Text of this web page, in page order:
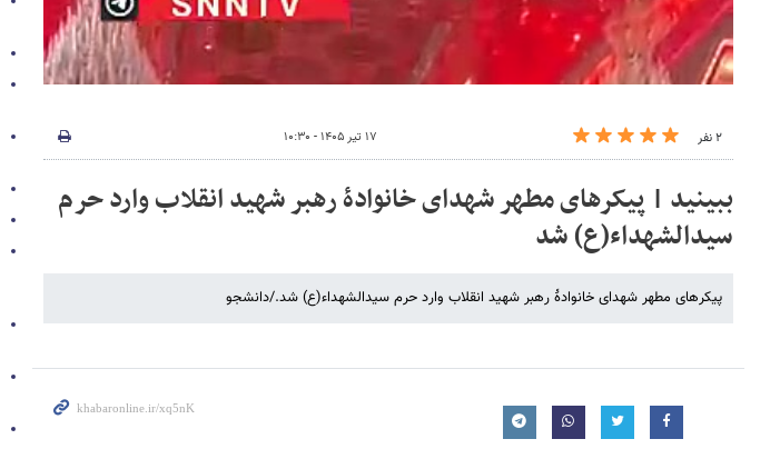
۲ نفر ۱۷ تیر ۱۴۰۵ - ۱۰:۳۰
ببینید | پیکرهای مطهر شهدای خانوادۀ رهبر شهید انقلاب وارد حرم
سیدالشهداء(ع) شد
پیکرهای مطهر شهدای خانوادۀ رهبر شهید انقلاب وارد حرم سیدالشهداء(ع) شد./دانشجو